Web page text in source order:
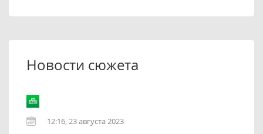
Новости сюжета
12:16, 23 августа 2023